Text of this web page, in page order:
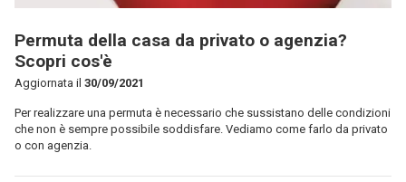
Permuta della casa da privato o agenzia?
Scopri cos'è
Aggiornata il 30/09/2021
Per realizzare una permuta è necessario che sussistano delle condizioni
che non è sempre possibile soddisfare. Vediamo come farlo da privato
o con agenzia.